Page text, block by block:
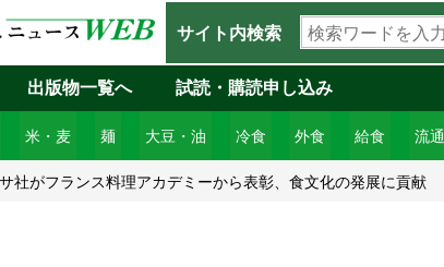
サイト内検索
検
索
ワ
ー
ド
を
入
米・麦 麺 大豆・油 冷食 外食 給食 流通
出版物一覧へ 試読・購読申し込み
社がフランス料理アカデミーから表彰、食文化の発展に貢献